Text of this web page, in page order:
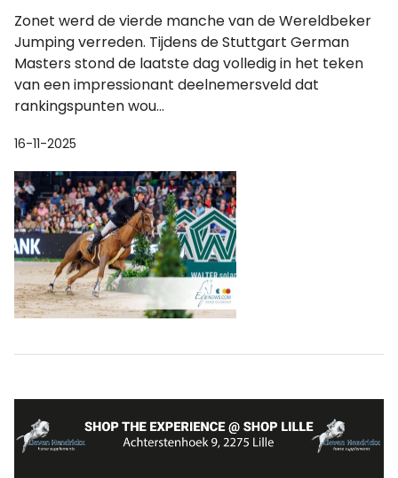
Zonet werd de vierde manche van de Wereldbeker
Jumping verreden. Tijdens de Stuttgart German
Masters stond de laatste dag volledig in het teken
van een impressionant deelnemersveld dat
rankingspunten wou...
16-11-2025